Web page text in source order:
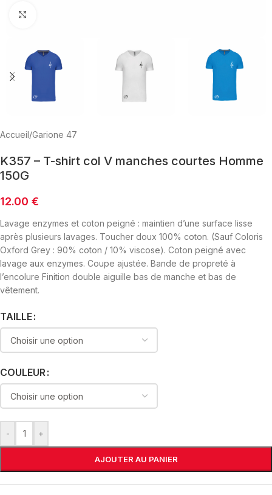
Accueil/Garione 47
K357 – T-shirt col V manches courtes Homme
150G
12.00 €
Lavage enzymes et coton peigné : maintien d’une surface lisse
après plusieurs lavages. Toucher doux 100% coton. (Sauf Coloris
Oxford Grey : 90% coton / 10% viscose). Coton peigné avec
lavage aux enzymes. Coupe ajustée. Bande de propreté à
l’encolure Finition double aiguille bas de manche et bas de
vêtement.
TAILLE
COULEUR
- +
AJOUTER AU PANIER